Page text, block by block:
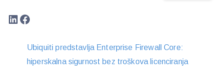
LinkedIn
Facebook
Ubiquiti predstavlja Enterprise Firewall Core:
hiperskalna sigurnost bez troškova licenciranja